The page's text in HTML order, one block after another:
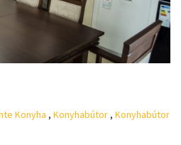
Konyha , Konyhabútor , Konyhabútor